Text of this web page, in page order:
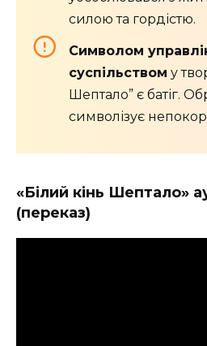
силою та гордістю.
Символом
суспільством у
Шептало” є батіг.
символізує
«Білий кінь Шептало»
(переказ)